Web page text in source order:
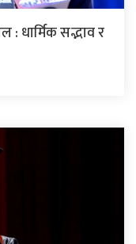
: धार्मिक सद्भाव र